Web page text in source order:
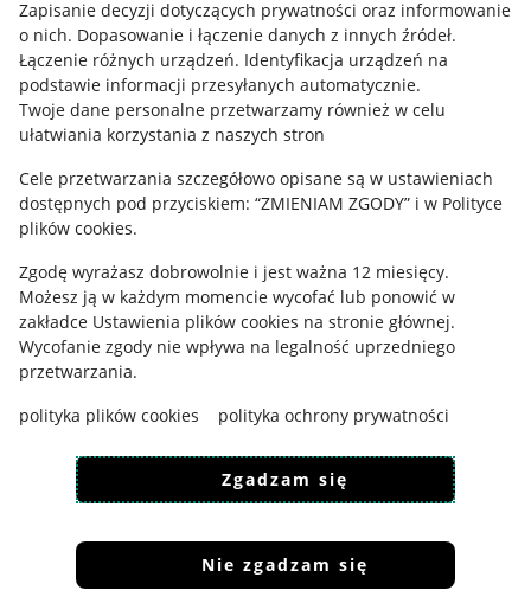
Zapisanie decyzji dotyczących prywatności oraz informowanie
o nich. Dopasowanie i łączenie danych z innych źródeł.
Łączenie różnych urządzeń. Identyfikacja urządzeń na
podstawie informacji przesyłanych automatycznie.
Twoje dane personalne przetwarzamy również w celu
ułatwiania korzystania z naszych stron
Cele przetwarzania szczegółowo opisane są w ustawieniach
dostępnych pod przyciskiem: “ZMIENIAM ZGODY” i w Polityce
plików cookies.
Zgodę wyrażasz dobrowolnie i jest ważna 12 miesięcy.
Możesz ją w każdym momencie wycofać lub ponowić w
zakładce Ustawienia plików cookies na stronie głównej.
Wycofanie zgody nie wpływa na legalność uprzedniego
przetwarzania.
polityka plików cookies
polityka ochrony prywatności
Zgadzam się
Nie zgadzam się
Regulamin
Polityka plików "cookies"
Ustawienia plików "cookies"
Udostępnianie lokalizacji
Informacje dla Aktu o Usługach Cyfrowych
Pobierz aplikację
Korzystanie z serwisu oznacza akceptacjęregulaminu